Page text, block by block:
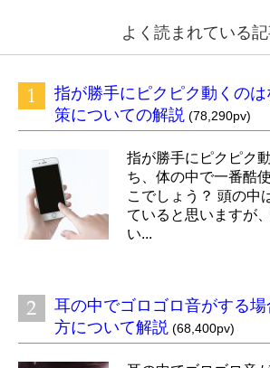
よく読まれている
指が勝手にピクピク動くの
策についての解説 (78,290pv)
指が勝手にピクピク
ち、体の中で一番酷
こでしょう？ 頭の中
ていると思いますが
い...
耳の中でゴロゴロ音がする
方について解説 (68,400pv)